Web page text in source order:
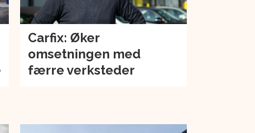
Carfix: Øker
omsetningen med
færre verksteder